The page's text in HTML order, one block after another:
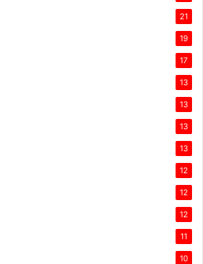
21
19
17
13
13
13
13
12
12
12
11
10